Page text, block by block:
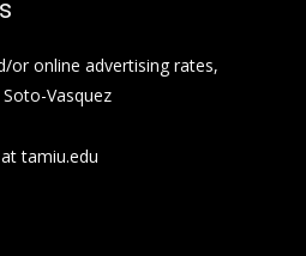
or online advertising rates,
Vasquez
tamiu.edu